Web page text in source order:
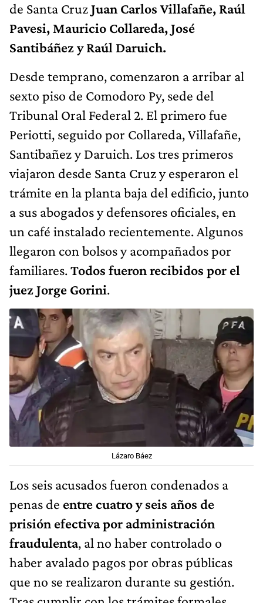
de Santa CruzJuan Carlos Villafañe, Raúl
Pavesi, Mauricio Collareda, José
Santibáñez y Raúl Daruich.
Desde temprano, comenzaron a arribar al
sexto piso de Comodoro Py, sede del
Tribunal Oral Federal 2. El primero fue
Periotti, seguido por Collareda, Villafañe,
Santibañez y Daruich. Los tres primeros
viajaron desde Santa Cruz y esperaron el
trámite en la planta baja del edificio, junto
a sus abogados y defensores oficiales, en
un café instalado recientemente. Algunos
llegaron con bolsos y acompañados por
familiares.Todos fueron recibidos por el
juez Jorge Gorini.
Lázaro Báez
Los seis acusados fueron condenados a
penas de entre cuatro y seis años de
prisión efectiva por administración
fraudulenta, al no haber controlado o
haber avalado pagos por obras públicas
que no se realizaron durante su gestión.